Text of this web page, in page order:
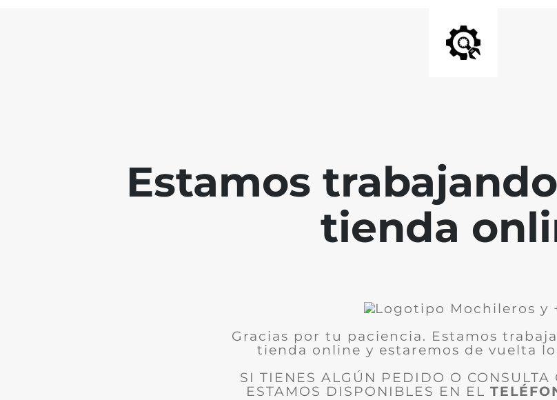
Estamos
tienda
Gracias por tu paciencia. Estamos
tienda online y estaremos de vuelta
SI TIENES ALGÚN PEDIDO O CONSULTA
ESTAMOS DISPONIBLES EN EL